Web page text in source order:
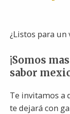
¿Listos para
¡Somos
sabor
Te invitamos a
te dejará con